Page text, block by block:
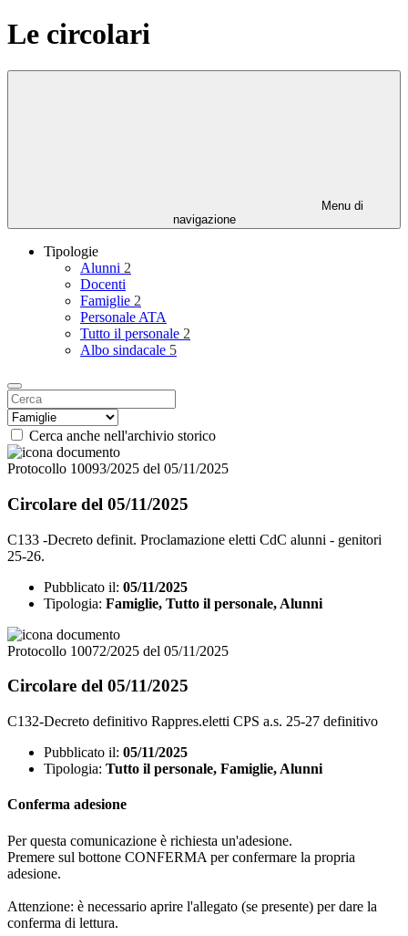
Le circolari
Menu di
navigazione
Tipologie
Alunni 2
Docenti
Famiglie 2
Personale ATA
Tutto il personale 2
Albo sindacale 5
Cerca anche nell'archivio storico
Protocollo 10093/2025 del 05/11/2025
Circolare del 05/11/2025
C133 -Decreto definit. Proclamazione eletti CdC alunni - genitori
25-26.
Pubblicato il: 05/11/2025
Tipologia: Famiglie, Tutto il personale, Alunni
Protocollo 10072/2025 del 05/11/2025
Circolare del 05/11/2025
C132-Decreto definitivo Rappres.eletti CPS a.s. 25-27 definitivo
Pubblicato il: 05/11/2025
Tipologia: Tutto il personale, Famiglie, Alunni
Conferma adesione
Per questa comunicazione è richiesta un'adesione.
Premere sul bottone CONFERMA per confermare la propria
adesione.
Attenzione: è necessario aprire l'allegato (se presente) per dare la
conferma di lettura.